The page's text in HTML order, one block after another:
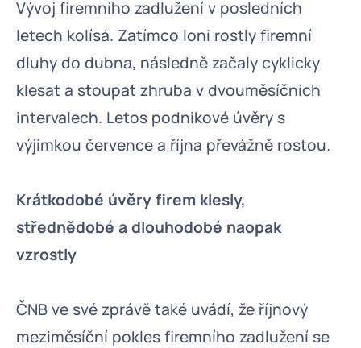
Vývoj firemního zadlužení v posledních
letech kolísá. Zatímco loni rostly firemní
dluhy do dubna, následně začaly cyklicky
klesat a stoupat zhruba v dvouměsíčních
intervalech. Letos podnikové úvěry s
výjimkou července a října převážně rostou.
Krátkodobé úvěry firem klesly,
střednědobé a dlouhodobé naopak
vzrostly
ČNB ve své zprávě také uvádí, že říjnový
meziměsíční pokles firemního zadlužení se